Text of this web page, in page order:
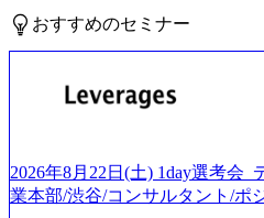
おすすめのセミナー
2026年8月22日(土) 1day選考会
業本部/渋谷/コンサルタント/ポ